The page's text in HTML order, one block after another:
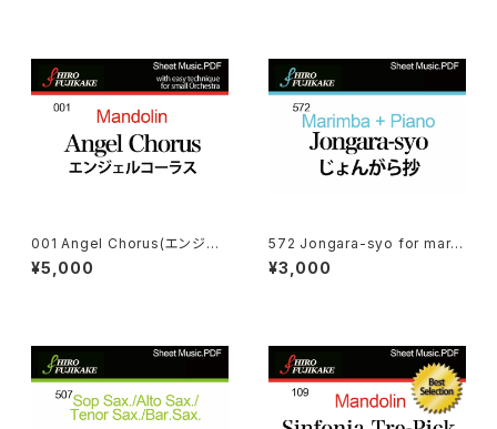
001 Angel Chorus(エンジェ
ルコーラス)
¥5,000
572 Jongara-syo for mari
mba with piano
¥3,000